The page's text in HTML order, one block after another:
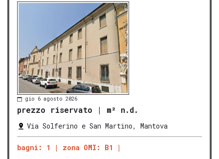
gio 6 agosto 2026
prezzo riservato | m² n.d.
Via Solferino e San Martino, Mantova
bagni: 1 zona OMI: B1